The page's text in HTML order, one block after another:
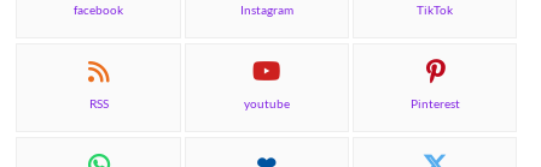
facebook Instagram TikTok
RSS youtube Pinterest